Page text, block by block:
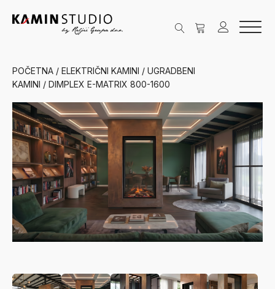
POČETNA / ELEKTRIČNI KAMINI / UGRADBENI
KAMINI / DIMPLEX E-MATRIX 800-1600